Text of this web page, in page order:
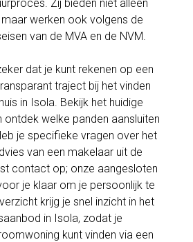
Zij bieden niet alleen
werken ook volgens de
van de MVA en de NVM.
dat je kunt rekenen op een
traject bij het vinden
in Isola. Bekijk het huidige
ontdek welke panden aansluiten
je specifieke vragen over het
van een makelaar uit de
contact op; onze aangesloten
je klaar om je persoonlijk te
krijg je snel inzicht in het
in Isola, zodat je
kunt vinden via een